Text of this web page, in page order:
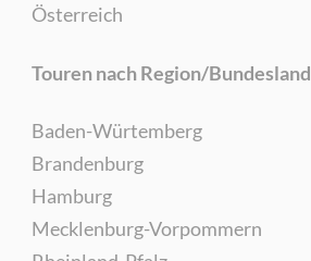
Österreich
Touren nach Region/Bundesland
Baden-Würtemberg
Brandenburg
Hamburg
Mecklenburg-Vorpommern